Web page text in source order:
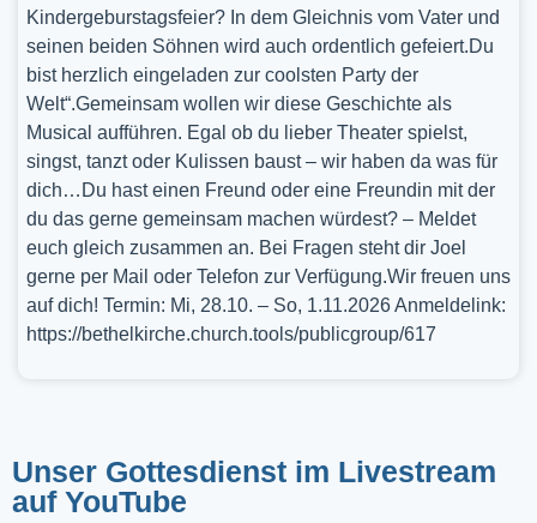
Kindergeburstagsfeier? In dem Gleichnis vom Vater und
seinen beiden Söhnen wird auch ordentlich gefeiert.Du
bist herzlich eingeladen zur coolsten Party der
Welt“.Gemeinsam wollen wir diese Geschichte als
Musical aufführen. Egal ob du lieber Theater spielst,
singst, tanzt oder Kulissen baust – wir haben da was für
dich…Du hast einen Freund oder eine Freundin mit der
du das gerne gemeinsam machen würdest? – Meldet
euch gleich zusammen an. Bei Fragen steht dir Joel
gerne per Mail oder Telefon zur Verfügung.Wir freuen uns
auf dich! Termin: Mi, 28.10. – So, 1.11.2026 Anmeldelink:
https://bethelkirche.church.tools/publicgroup/617
Unser Gottesdienst im Livestream
auf YouTube